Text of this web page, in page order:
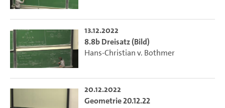
13.12.2022
8.8b Dreisatz (Bild)
Hans-Christian v. Bothmer
20.12.2022
Geometrie 20.12.22